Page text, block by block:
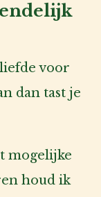
voor
dan tast je
mogelijke
houd ik